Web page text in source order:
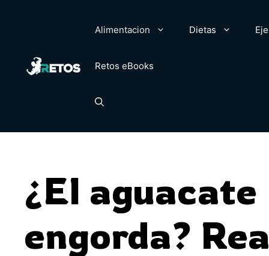
Alimentacion Dietas
Retos eBooks
¿El aguacate
engorda?